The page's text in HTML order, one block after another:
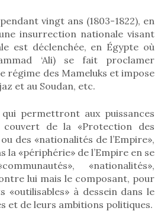
vingt ans (1803-1822), en
insurrection nationale visant
est déclenchée, en Égypte où
‘Ali) se fait proclamer
régime des Mameluks et impose
et au Soudan, etc.
permettront aux puissances
couvert de la «Protection des
des «nationalités de l’Empire»,
la «périphérie» de l’Empire en se
«nationalités»,
lui mais le composant, pour
«outilisables» à dessein dans le
et de leurs ambitions politiques.